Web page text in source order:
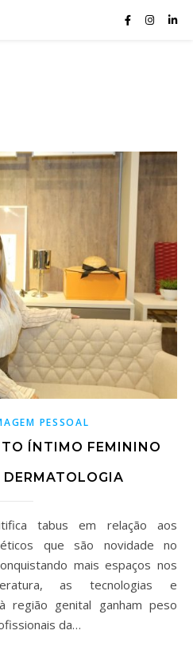
PESSOAL
ÍNTIMO FEMININO
que são novidade no
mais espaços nos
as tecnologias e
região genital ganham peso
da…